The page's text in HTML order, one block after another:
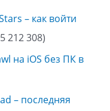
– как войти
212 308)
на iOS без ПК в
– последняя